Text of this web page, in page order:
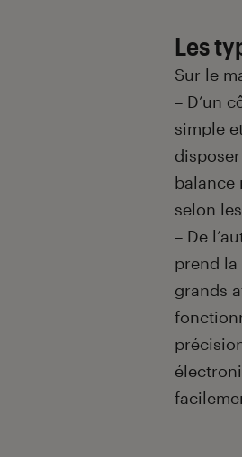
Les
Sur le
– D’un
simple
balance
selon
– De
prend la
grands